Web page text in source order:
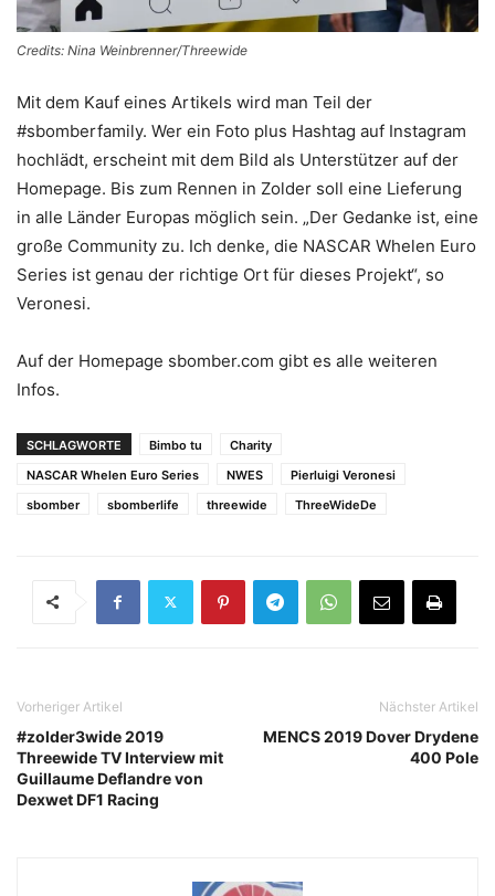
Credits: Nina Weinbrenner/Threewide
Mit dem Kauf eines Artikels wird man Teil der
#sbomberfamily. Wer ein Foto plus Hashtag auf Instagram
hochlädt, erscheint mit dem Bild als Unterstützer auf der
Homepage. Bis zum Rennen in Zolder soll eine Lieferung
in alle Länder Europas möglich sein. „Der Gedanke ist, eine
große Community zu. Ich denke, die NASCAR Whelen Euro
Series ist genau der richtige Ort für dieses Projekt“, so
Veronesi.
Auf der Homepage sbomber.com gibt es alle weiteren
Infos.
SCHLAGWORTE Bimbo tu
Charity
NASCAR Whelen Euro Series
NWES
Pierluigi Veronesi
sbomber
sbomberlife threewide ThreeWideDe
Vorheriger Artikel
#zolder3wide 2019
Threewide TV Interview mit
Guillaume Deflandre von
Dexwet DF1 Racing
Nächster Artikel
MENCS 2019 Dover Drydene
400 Pole